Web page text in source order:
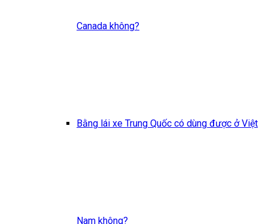
Canada không?
Bằng lái xe Trung Quốc có dùng được ở Việt
Nam không?